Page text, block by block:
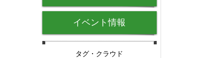
イベント情報
タグ・クラウド